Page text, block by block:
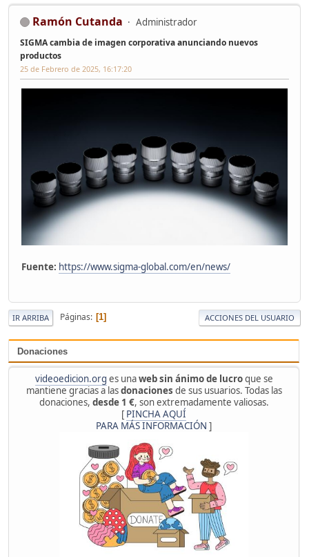
Donaciones
videoedicion.org es unaweb sin ánimo de lucroque se
mantiene gracias a lasdonaciones de sus usuarios. Todas las
donaciones, desde 1 €, son extremadamente valiosas.
[ PINCHA AQUÍ
PARA MÁS INFORMACIÓN ]
Ramón Cutanda Administrador
SIGMA cambia de imagen corporativa anunciando nuevos
productos
25 de Febrero de 2025, 16:17:20
Fuente: https://www.sigma-global.com/en/news/
IR ARRIBA Páginas 1 ACCIONES DEL USUARIO